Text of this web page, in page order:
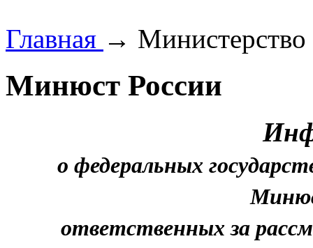
Главная →
Минюст России
о федеральных
ответственных за